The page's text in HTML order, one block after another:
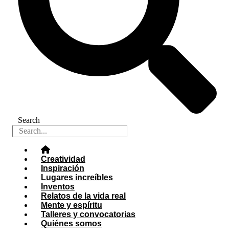
Search
Creatividad
Inspiración
Lugares increíbles
Inventos
Relatos de la vida real
Mente y espíritu
Talleres y convocatorias
Quiénes somos